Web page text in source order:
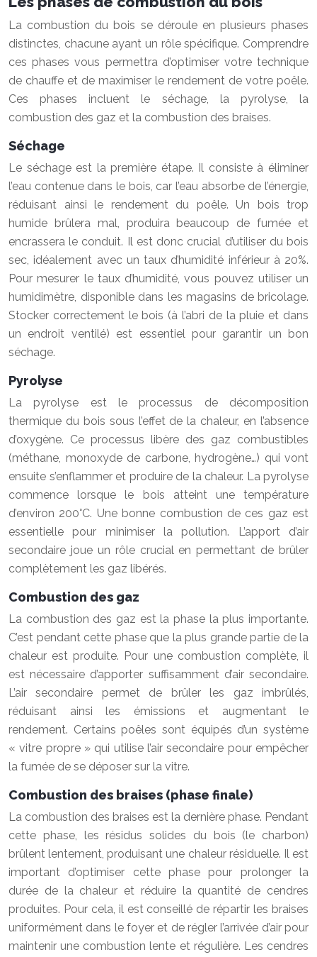
La combustion du bois se déroule en plusieurs phases
distinctes, chacune ayant un rôle spécifique. Comprendre
ces phases vous permettra d’optimiser votre technique
de chauffe et de maximiser le rendement de votre poêle.
Ces phases incluent le séchage, la pyrolyse, la
combustion des gaz et la combustion des braises.
Séchage
Le séchage est la première étape. Il consiste à éliminer
l’eau contenue dans le bois, car l’eau absorbe de l’énergie,
réduisant ainsi le rendement du poêle. Un bois trop
humide brûlera mal, produira beaucoup de fumée et
encrassera le conduit. Il est donc crucial d’utiliser du bois
sec, idéalement avec un taux d’humidité inférieur à 20%.
Pour mesurer le taux d’humidité, vous pouvez utiliser un
humidimètre, disponible dans les magasins de bricolage.
Stocker correctement le bois (à l’abri de la pluie et dans
un endroit ventilé) est essentiel pour garantir un bon
séchage.
Pyrolyse
La pyrolyse est le processus de décomposition
thermique du bois sous l’effet de la chaleur, en l’absence
d’oxygène. Ce processus libère des gaz combustibles
(méthane, monoxyde de carbone, hydrogène…) qui vont
ensuite s’enflammer et produire de la chaleur. La pyrolyse
commence lorsque le bois atteint une température
d’environ 200°C. Une bonne combustion de ces gaz est
essentielle pour minimiser la pollution. L’apport d’air
secondaire joue un rôle crucial en permettant de brûler
complètement les gaz libérés.
Combustion des gaz
La combustion des gaz est la phase la plus importante.
C’est pendant cette phase que la plus grande partie de la
chaleur est produite. Pour une combustion complète, il
est nécessaire d’apporter suffisamment d’air secondaire.
L’air secondaire permet de brûler les gaz imbrûlés,
réduisant ainsi les émissions et augmentant le
rendement. Certains poêles sont équipés d’un système
« vitre propre » qui utilise l’air secondaire pour empêcher
la fumée de se déposer sur la vitre.
Combustion des braises (phase finale)
La combustion des braises est la dernière phase. Pendant
cette phase, les résidus solides du bois (le charbon)
brûlent lentement, produisant une chaleur résiduelle. Il est
important d’optimiser cette phase pour prolonger la
durée de la chaleur et réduire la quantité de cendres
produites. Pour cela, il est conseillé de répartir les braises
uniformément dans le foyer et de régler l’arrivée d’air pour
maintenir une combustion lente et régulière. Les cendres